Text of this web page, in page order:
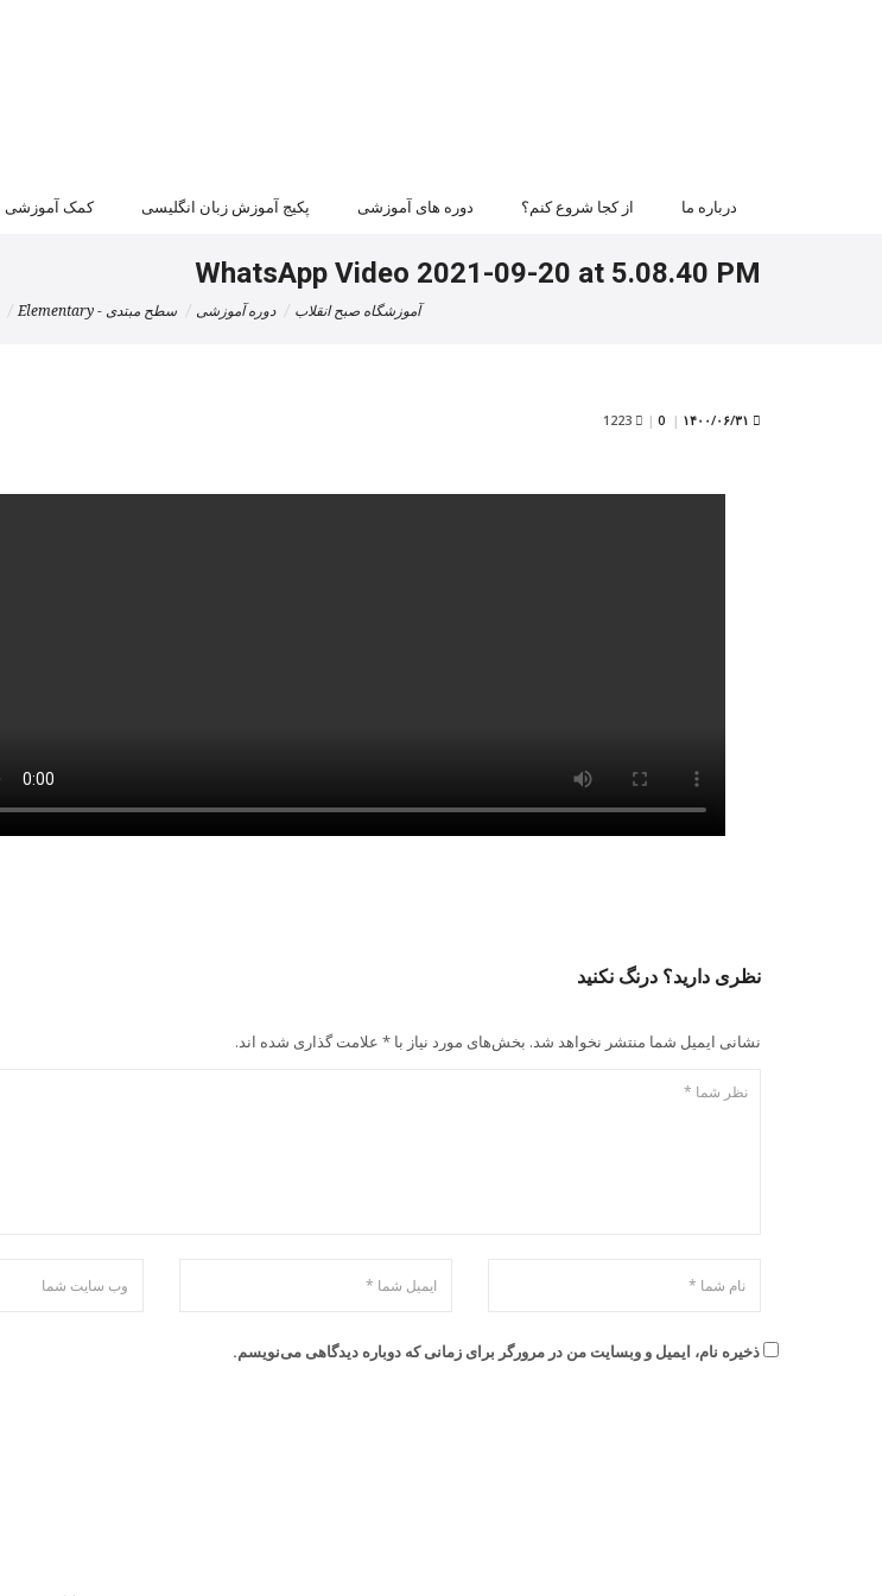
درباره ما از کجا شروع کنم؟ دوره های آموزشی پکیج آموزش زبان انگلیسی کمک آموزشی
WhatsApp Video 2021-09-20 at 5.08.40 PM
آموزشگاه صبح انقلاب دوره آموزشی سطح مبتدی - Elementary
|
|
نظری دارید؟ درنگ نکنید
نشانی ایمیل شما منتشر نخواهد شد. بخش‌های مورد نیاز با * علامت گذاری شده اند.
ذخیره نام، ایمیل و وبسایت من در مرورگر برای زمانی که دوباره دیدگاهی می‌نویسم.